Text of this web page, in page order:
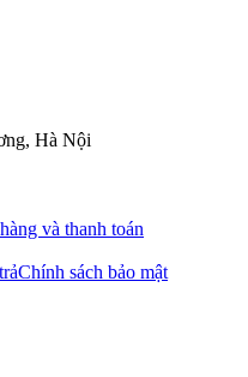
Hà Nội
và thanh toán
Chính sách bảo mật